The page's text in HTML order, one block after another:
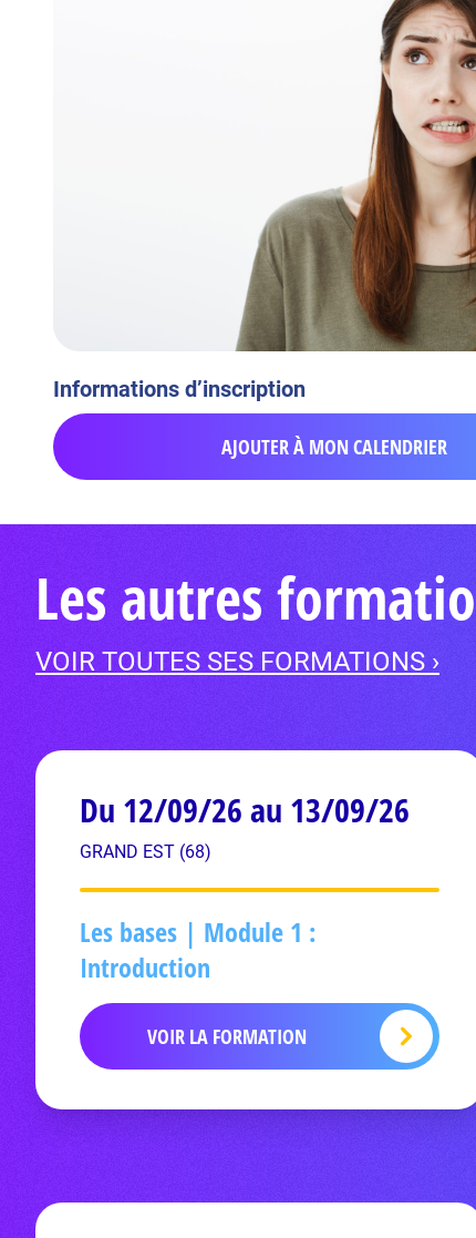
Informations d’inscription
AJOUTER À MON CALENDRIER
Les autres
VOIR TOUTES SES FORMATIONS ›
Du 12/09/26 au 13/09/26
GRAND EST (68)
Les bases | Module 1 :
Introduction
VOIR LA FORMATION